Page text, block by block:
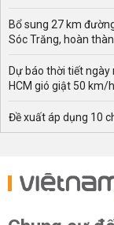
Bổ sung 27 km
Sóc Trăng, hoàn
Dự báo thời tiết ngày
HCM gió giật 50 km/
Đề xuất áp dụng 10